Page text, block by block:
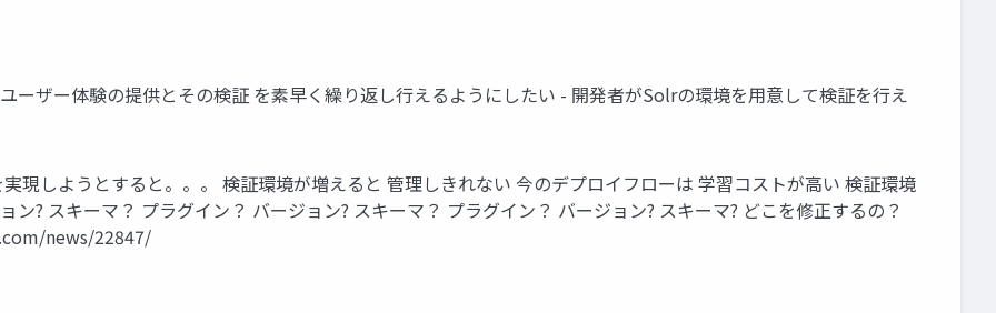
ーザー体験の提供とその検証 を素早く繰り返し行えるようにしたい - 開発者がSolrの環境を用意して検証を行え
現しようとすると。。。 検証環境が増えると 管理しきれない 今のデプロイフローは 学習コストが高い 検証環境
ン? スキーマ？ プラグイン？ バージョン? スキーマ？ プラグイン？ バージョン? スキーマ? どこを修正するの？
news/22847/